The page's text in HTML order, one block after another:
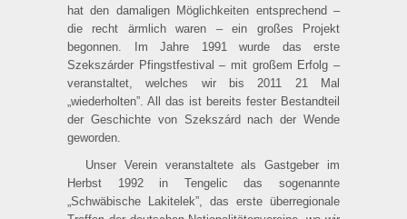
hat den damaligen Möglichkeiten entsprechend –
die recht ärmlich waren – ein großes Projekt
begonnen. Im Jahre 1991 wurde das erste
Szekszárder Pfingstfestival – mit großem Erfolg –
veranstaltet, welches wir bis 2011 21 Mal
„wiederholten”. All das ist bereits fester Bestandteil
der Geschichte von Szekszárd nach der Wende
geworden.
Unser Verein veranstaltete als Gastgeber im
Herbst 1992 in Tengelic das sogenannte
„Schwäbische Lakitelek”, das erste überregionale